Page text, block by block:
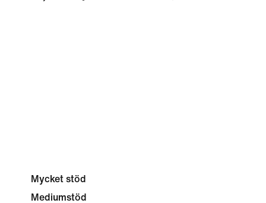
Mycket stöd
Mediumstöd